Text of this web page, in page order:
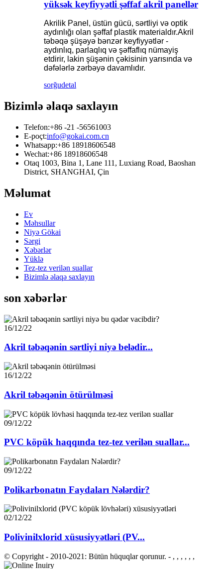
yüksək keyfiyyətli şəffaf akril panellər
Akrilik Panel, üstün gücü, sərtliyi və optik
aydınlığı olan şəffaf plastik materialdır.Akril
təbəqə şüşəyə bənzər keyfiyyətlər -
aydınlıq, parlaqlıq və şəffaflıq nümayiş
etdirir, lakin şüşənin çəkisinin yarısında və
dəfələrlə zərbəyə davamlıdır.
sorğudetal
Bizimlə əlaqə saxlayın
Telefon:+86 -21 -56561003
E-poçt:info@gokai.com.cn
Whatsapp:+86 18918606548
Wechat:+86 18918606548
Otaq 1003, Bina 1, Lane 111, Luxiang Road, Baoshan
District, SHANGHAI, Çin
Məlumat
Ev
Məhsullar
Niyə Gökai
Sərgi
Xəbərlər
Yüklə
Tez-tez verilən suallar
Bizimlə əlaqə saxlayın
son xəbərlər
16/12/22
Akril təbəqənin sərtliyi niyə belədir...
16/12/22
Akril təbəqənin ötürülməsi
09/12/22
PVC köpük haqqında tez-tez verilən suallar...
09/12/22
Polikarbonatın Faydaları Nələrdir?
02/12/22
Polivinilxlorid xüsusiyyətləri (PV...
© Copyright - 2010-2021: Bütün hüquqlar qorunur. - , , , , , ,